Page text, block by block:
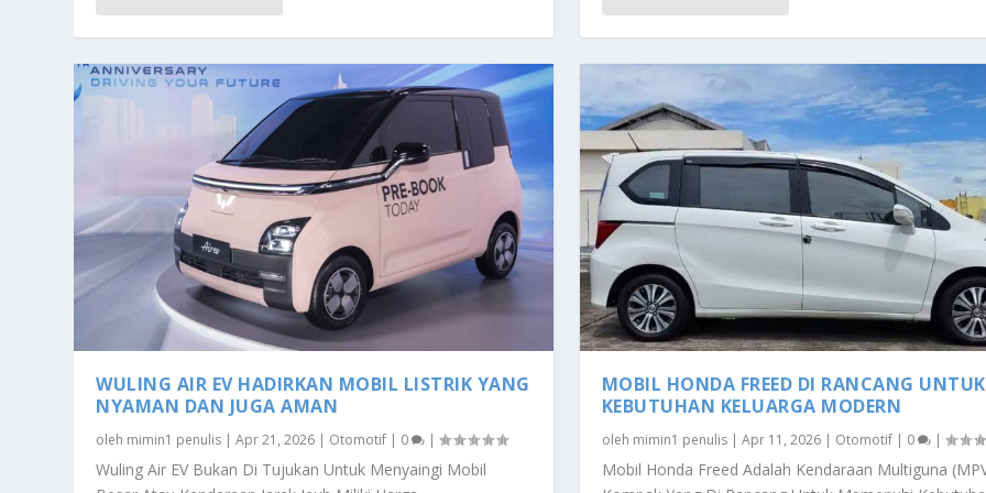
WULING AIR EV HADIRKAN MOBIL LISTRIK YANG
NYAMAN DAN JUGA AMAN
oleh mimin1 penulis |Apr 21, 2026 | Otomotif | 0 |
Wuling Air EV Bukan Di Tujukan Untuk Menyaingi Mobil
MOBIL HONDA FREED DI RANCANG UNTUK
KEBUTUHAN KELUARGA MODERN
oleh mimin1 penulis| Apr 11, 2026| Otomotif| 0 |
Mobil Honda Freed Adalah Kendaraan Multiguna